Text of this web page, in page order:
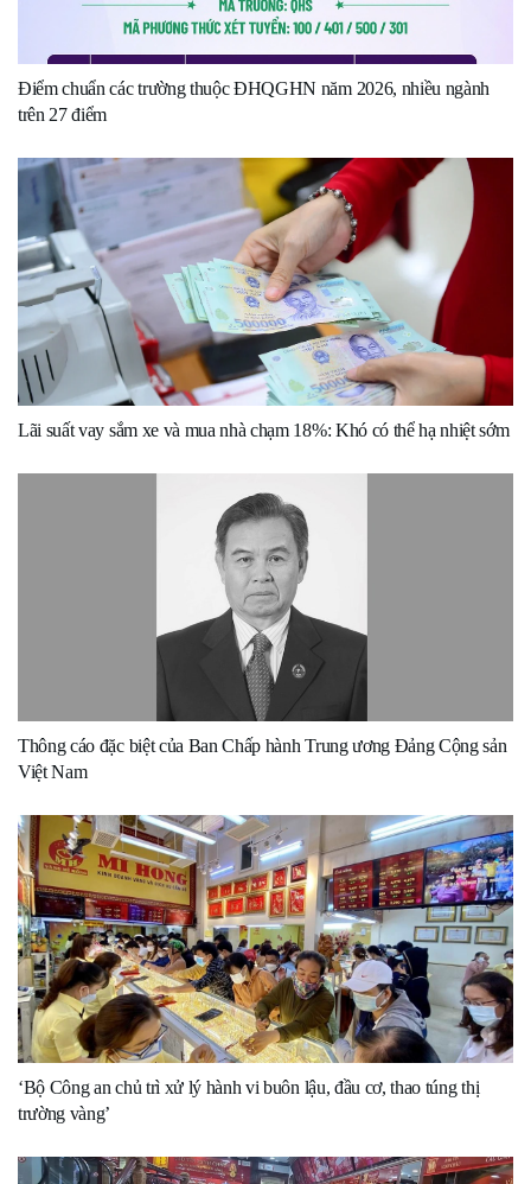
Điểm chuẩn các trường thuộc ĐHQGHN năm 2026, nhiều ngành
trên 27 điểm
Lãi suất vay sắm xe và mua nhà chạm 18%: Khó có thể hạ nhiệt sớm
Thông cáo đặc biệt của Ban Chấp hành Trung ương Đảng Cộng sản
Việt Nam
‘Bộ Công an chủ trì xử lý hành vi buôn lậu, đầu cơ, thao túng thị
trường vàng’